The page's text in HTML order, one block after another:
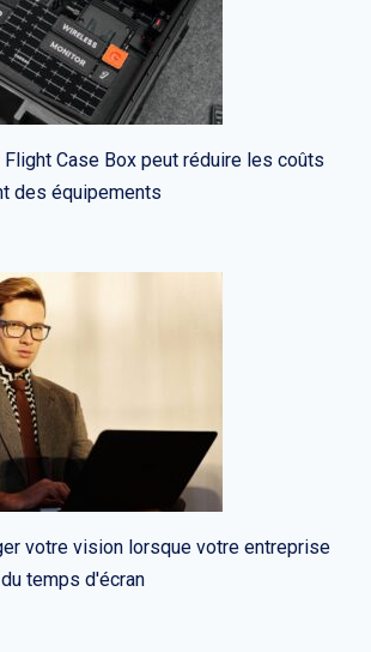
Case Box peut réduire les coûts
des équipements
votre vision lorsque votre entreprise
temps d'écran